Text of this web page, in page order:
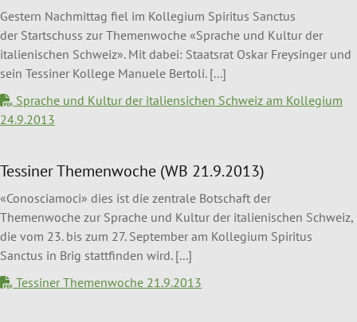
Gestern Nachmittag ﬁel im Kollegium Spiritus Sanctus
der Startschuss zur Themenwoche «Sprache und Kultur der
italienischen Schweiz». Mit dabei: Staatsrat Oskar Freysinger und
sein Tessiner Kollege Manuele Bertoli. [...]
Sprache und Kultur der italiensichen Schweiz am Kollegium
24.9.2013
Tessiner Themenwoche (WB 21.9.2013)
«Conosciamoci» dies ist die zentrale Botschaft der
Themenwoche zur Sprache und Kultur der italienischen Schweiz,
die vom 23. bis zum 27. September am Kollegium Spiritus
Sanctus in Brig stattﬁnden wird. [...]
Tessiner Themenwoche 21.9.2013